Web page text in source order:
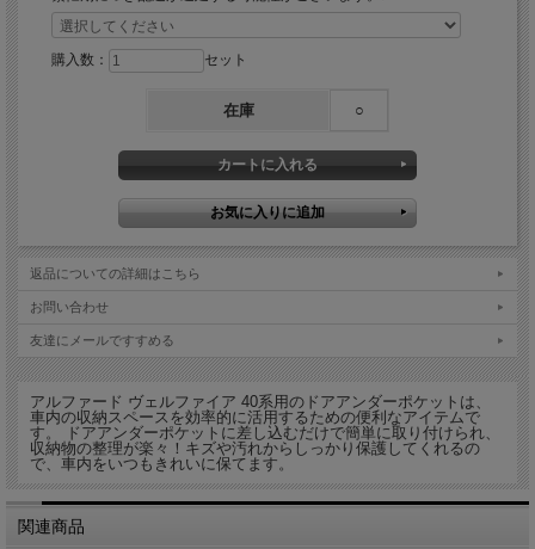
購入数： セット
在庫 ○
返品についての詳細はこちら
お問い合わせ
友達にメールですすめる
アルファード ヴェルファイア 40系用のドアアンダーポケットは、
車内の収納スペースを効率的に活用するための便利なアイテムで
す。 ドアアンダーポケットに差し込むだけで簡単に取り付けられ、
収納物の整理が楽々！キズや汚れからしっかり保護してくれるの
で、車内をいつもきれいに保てます。
関連商品